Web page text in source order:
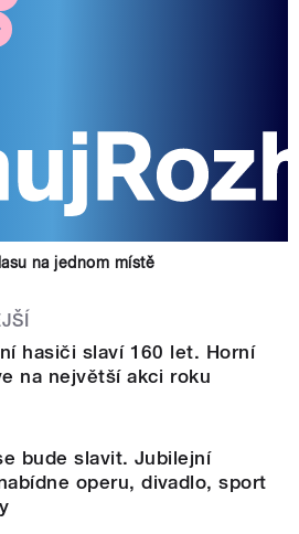
na jednom místě
hasiči slaví 160 let. Horní
na největší akci roku
bude slavit. Jubilejní
operu, divadlo, sport